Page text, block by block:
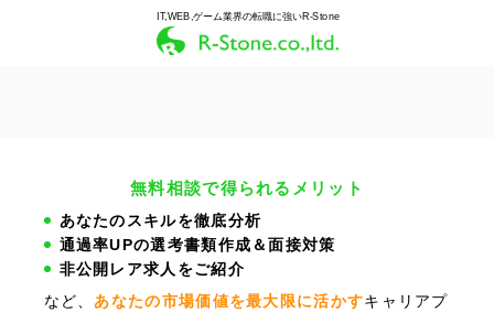
IT,WEB,ゲーム業界の転職に強いR-Stone
無料相談で得られるメリット
あなたのスキルを徹底分析
通過率UPの選考書類作成＆面接対策
非公開レア求人をご紹介
など、 あなたの市場価値を最大限に活かすキャリアプ